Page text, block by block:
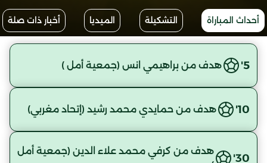
أحداث المباراة التشكيلة الميديا أخبار ذات صلة
5' هدف من براهيمي انس (جمعية أمل )
10' هدف من حمايدي محمد رشيد (إتحاد مغربي)
30'
هدف من كرفي محمد علاء الدين (جمعية أمل